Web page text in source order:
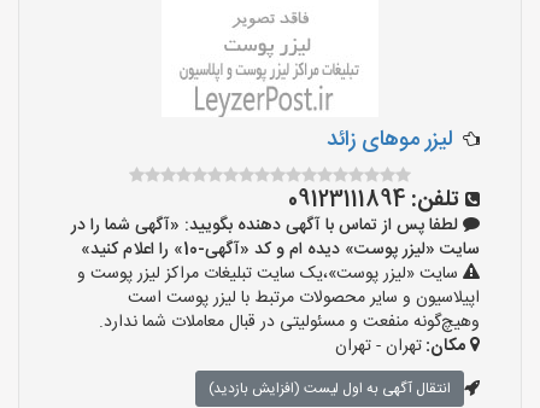
لیزر موهای زائد
تلفن: 09123111894
لطفا پس از تماس با آگهی دهنده بگویید: «آگهی شما را در
سایت «لیزر پوست» دیده ام و کد «آگهی-10» را اعلام کنید»
سایت «لیزر پوست»،یک سایت تبلیغات مراکز لیزر پوست و
اپیلاسیون و سایر محصولات مرتبط با لیزر پوست است
وهیچ‌گونه منفعت و مسئولیتی در قبال معاملات شما ندارد.
مکان:تهران - تهران
انتقال آگهی به اول لیست (افزایش بازدید)